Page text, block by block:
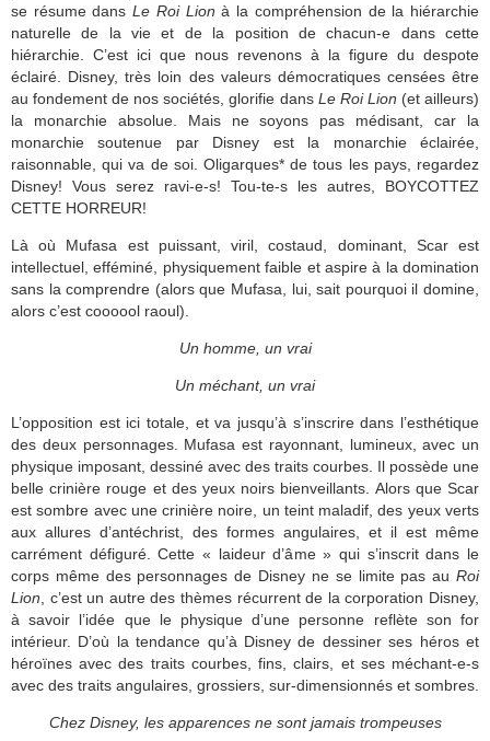
se résume dansLe Roi Lion à la compréhension de la hiérarchie
naturelle de la vie et de la position de chacun-e dans cette
hiérarchie. C’est ici que nous revenons à la figure du despote
éclairé. Disney, très loin des valeurs démocratiques censées être
au fondement de nos sociétés, glorifie dans Le Roi Lion (et ailleurs)
la monarchie absolue. Mais ne soyons pas médisant, car la
monarchie soutenue par Disney est la monarchie éclairée,
raisonnable, qui va de soi. Oligarques* de tous les pays, regardez
Disney! Vous serez ravi-e-s! Tou-te-s les autres, BOYCOTTEZ
CETTE HORREUR!
Là où Mufasa est puissant, viril, costaud, dominant, Scar est
intellectuel, efféminé, physiquement faible et aspire à la domination
sans la comprendre (alors que Mufasa, lui, sait pourquoi il domine,
alors c’est coooool raoul).
Un homme, un vrai
Un méchant, un vrai
L’opposition est ici totale, et va jusqu’à s’inscrire dans l’esthétique
des deux personnages. Mufasa est rayonnant, lumineux, avec un
physique imposant, dessiné avec des traits courbes. Il possède une
belle crinière rouge et des yeux noirs bienveillants. Alors que Scar
est sombre avec une crinière noire, un teint maladif, des yeux verts
aux allures d’antéchrist, des formes angulaires, et il est même
carrément défiguré. Cette « laideur d’âme » qui s’inscrit dans le
corps même des personnages de Disney ne se limite pas au Roi
Lion, c’est un autre des thèmes récurrent de la corporation Disney,
à savoir l’idée que le physique d’une personne reflète son for
intérieur. D’où la tendance qu’à Disney de dessiner ses héros et
héroïnes avec des traits courbes, fins, clairs, et ses méchant-e-s
avec des traits angulaires, grossiers, sur-dimensionnés et sombres.
Chez Disney, les apparences ne sont jamais trompeuses